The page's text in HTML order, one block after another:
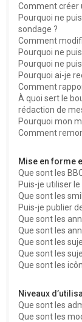
Comment créer
Pourquoi ne
sondage ?
Comment
Pourquoi ne
Pourquoi ne
Pourquoi ai-je
Comment
À quoi sert le
rédaction de
Pourquoi mon
Comment
Mise en forme
Que sont les
Puis-je utiliser le
Que sont les
Puis-je publier
Que sont les
Que sont les
Que sont les
Que sont les
Que sont les
Niveaux
Que sont les
Que sont les